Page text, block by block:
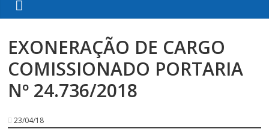
EXONERAÇÃO DE CARGO
COMISSIONADO PORTARIA
Nº 24.736/2018
23/04/18